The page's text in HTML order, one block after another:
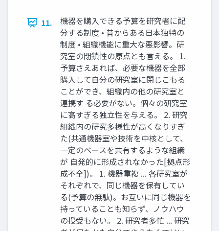
11.
機器を購⼊できる予算を研究者に配
分する制度 • 昔からある⽇本独特の
制度 • 組織機能に重⼤な悪影響。研
究室の閉鎖性の原点とも⾔える。 1.
予算さえあれば、必要な機器を全部
購⼊して⾃分の研究室に閉じこもる
ことができ、組織内の他の研究室と
連携す る必要がない。個々の研究室
に⾼すぎる独⽴性を与える。 2. 研究
組織内の研究多様性が⾼くなりすぎ
た(共通機器室や技術を中核として、
⼀定のベースを共有するような組織
が ⾃発的に形成されなかった[拠点形
成不全])。 1. 機器重複 ... 各研究室が
それぞれで、同じ機器を保有してい
る(予算の無駄)。お互いに同じ機器を
持っていることも知らず、ノウハウ
の授受もない。 2. 研究者多忙 ... 研究